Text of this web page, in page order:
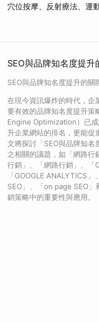
穴位按摩、反射療法、運
SEO與品牌知名度提
SEO與品牌知名度提升的關
在現今資訊爆炸的時代，企
要有效的品牌知名度提升策
Engine Optimization）已
升企業網站的排名，更能促
文將探討「SEO與品牌知
之相關的議題，如「網路行
行銷」、「網路行銷」、「
「GOOGLE ANALYTICS
SEO」、「on page SEO
銷策略中的重要性與應用。